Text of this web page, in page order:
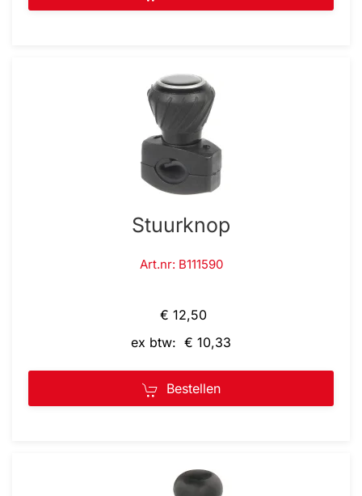
Stuurknop
Art.nr: B111590
€ 12,50
ex btw: € 10,33
Bestellen